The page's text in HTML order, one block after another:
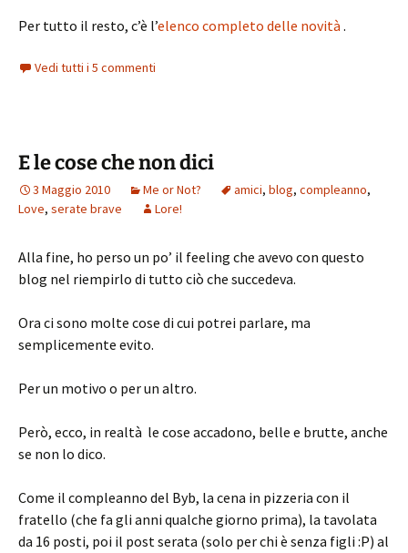
Per tutto il resto, c’è l’elenco completo delle novità .
Vedi tutti i 5 commenti
E le cose che non dici
3 Maggio 2010 Me or Not? amici, blog, compleanno,
Love, serate brave Lore!
Alla fine, ho perso un po’ il feeling che avevo con questo
blog nel riempirlo di tutto ciò che succedeva.
Ora ci sono molte cose di cui potrei parlare, ma
semplicemente evito.
Per un motivo o per un altro.
Però, ecco, in realtà le cose accadono, belle e brutte, anche
se non lo dico.
Come il compleanno del Byb, la cena in pizzeria con il
fratello (che fa gli anni qualche giorno prima), la tavolata
da 16 posti, poi il post serata (solo per chi è senza figli :P) al